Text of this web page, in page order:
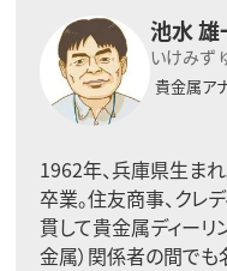
池水 雄
いけみず
貴金属ア
1962年、兵庫県生ま
卒業。住友商事、クレ
貫して貴金属ディーリ
金属）関係者の間でも